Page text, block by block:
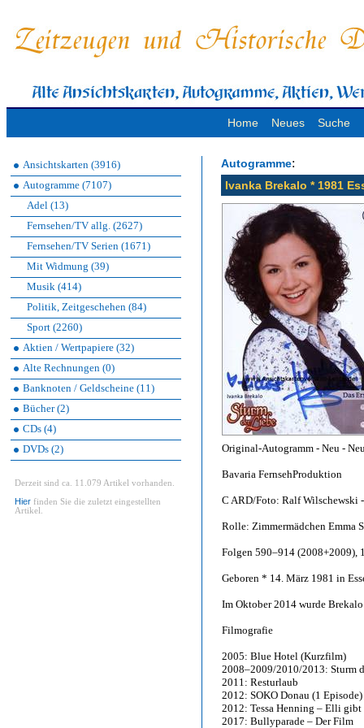
Home Neues Suche
Ansichtskarten (3916)
Autogramme (7107)
Adel (13)
Fernsehen/TV allg. (2627)
Fernsehen/TV Serien (1671)
Mit Widmung (39)
Musik (414)
Politik, Zeitgeschehen (84)
Sport (2260)
Aktien / Wertpapiere (32)
Alte Rechnungen (0)
Banknoten / Geldscheine (11)
Bücher (2)
CDs (4)
DVDs (2)
Derzeit sind ca. 11.079 Artikel vorhanden.
Hier finden Sie die zuletzt eingestellten
Artikel.
Autogramme:
Ivanka Brekalo * 1981
Original-Autogramm - Neu -
Bavaria FernsehProduktion
C ARD/Foto: Ralf Wilschewski
Rolle: Zimmermädchen Emma
Folgen 590–914 (2008+2009),
Geboren * 14. März 1981 in
Im Oktober 2014 wurde
Filmografie
2005: Blue Hotel (Kurzfilm)
2008–2009/2010/2013: Sturm
2011: Resturlaub
2012: SOKO Donau (1 Episode)
2012: Tessa Henning – Elli
2017: Bullyparade – Der Film